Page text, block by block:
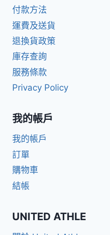
付款方法
運費及送貨
退換貨政策
庫存查詢
服務條款
Privacy Policy
我的帳戶
我的帳戶
訂單
購物車
結帳
UNITED ATHLE